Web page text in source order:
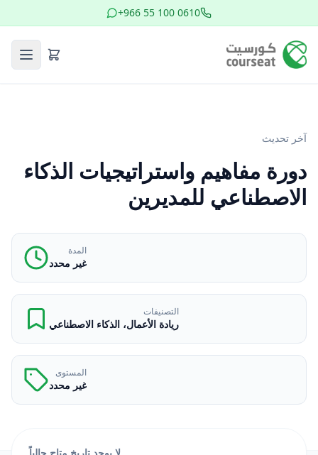
+966 55 100 0610
آخر تحديث
دورة مفاهيم واستراتيجيات الذكاء
الاصطناعي للمديرين
المدة
غير محدد
التصنيفات
ريادة الأعمال، الذكاء الاصطناعي
المستوى
غير محدد